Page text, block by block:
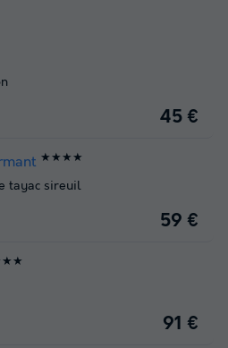
45 €
★★★★
tayac sireuil
59 €
91 €